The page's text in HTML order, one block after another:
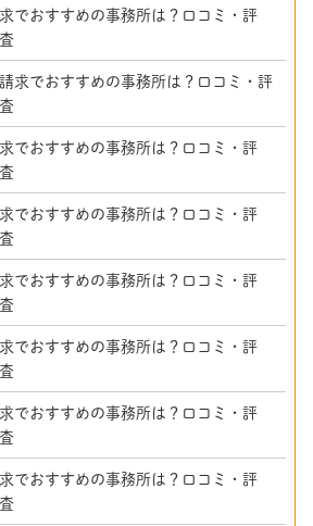
でおすすめの事務所は？口コミ・評
求でおすすめの事務所は？口コミ・評
でおすすめの事務所は？口コミ・評
でおすすめの事務所は？口コミ・評
でおすすめの事務所は？口コミ・評
でおすすめの事務所は？口コミ・評
でおすすめの事務所は？口コミ・評
でおすすめの事務所は？口コミ・評